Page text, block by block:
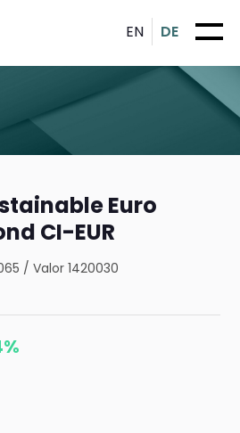
EN DE
Euro
CI-EUR
/Valor 1420030